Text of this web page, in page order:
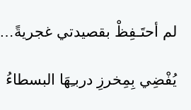
لم أحتَـفِظْ بقصيدتي غجريةً…
يُفْضِي بِمِخرزِ دربـِهَا البسطاءُ